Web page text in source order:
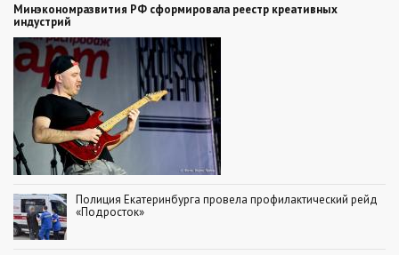
Минэкономразвития РФ сформировала реестр креативных
индустрий
Полиция Екатеринбурга провела профилактический рейд
«Подросток»